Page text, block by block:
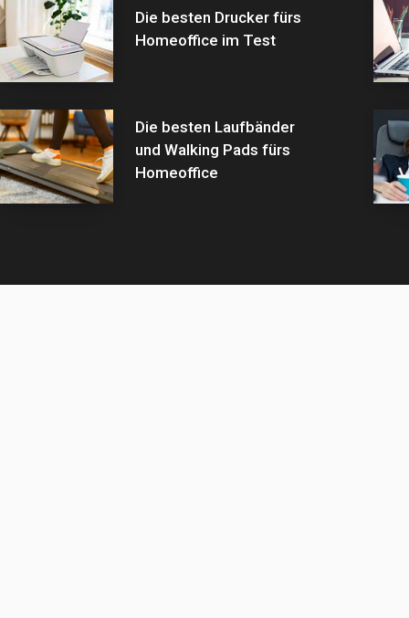
Die besten Drucker fürs
Homeoffice im Test
Die besten Laufbänder
und Walking Pads fürs
Homeoffice